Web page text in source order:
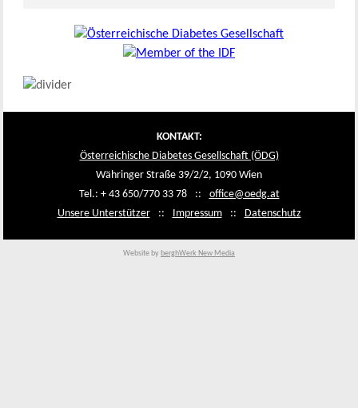
KONTAKT:
Österreichische Diabetes Gesellschaft (ÖDG)
Währinger Straße 39/2/2, 1090 Wien
Tel.: + 43 650/770 33 78
::
office@oedg.at
Unsere Unterstützer
:: Impressum :: Datenschutz
Website by berghWerk New Media